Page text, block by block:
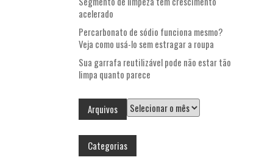
acelerado
Percarbonato de sódio funciona mesmo?
Veja como usá-lo sem estragar a roupa
Sua garrafa reutilizável pode não estar tão
limpa quanto parece
Arquivos Arquivos
Categorias